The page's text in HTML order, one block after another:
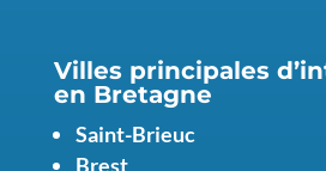
Villes principales
en Bretagne
Saint-Brieuc
Brest